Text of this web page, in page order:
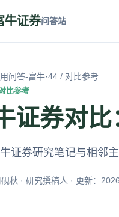
牛证券问答站
问答-富牛·44 / 对比参考
比参考
证券对比
证券研究笔记与相邻
秋 · 研究撰稿人 · 更新：